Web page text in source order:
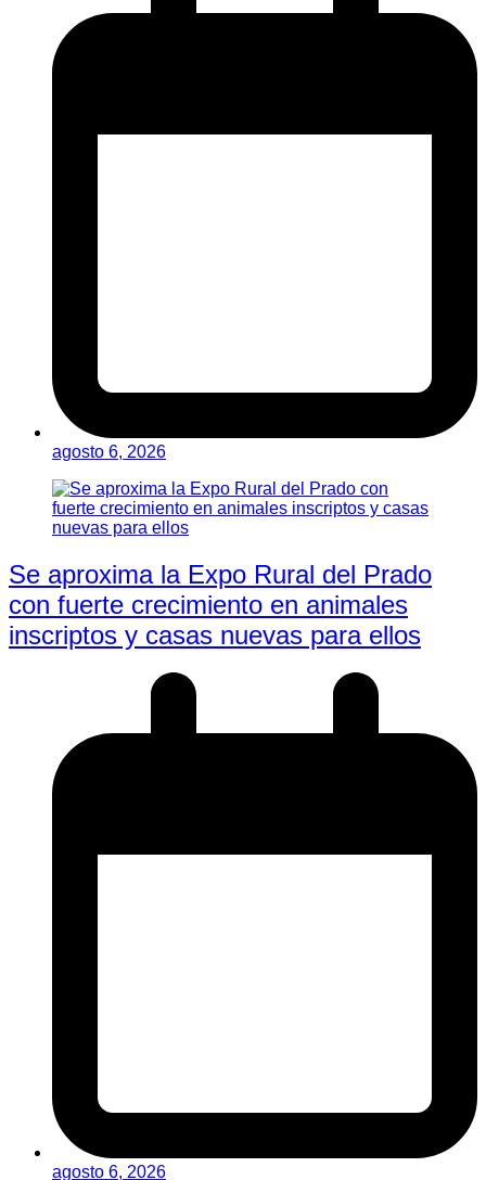
agosto 6, 2026
Se aproxima la Expo Rural del Prado
con fuerte crecimiento en animales
inscriptos y casas nuevas para ellos
agosto 6, 2026